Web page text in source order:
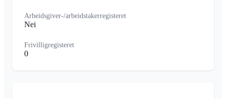
Arbeidsgiver-/arbeidstakerregisteret
Nei
Frivilligregisteret
0